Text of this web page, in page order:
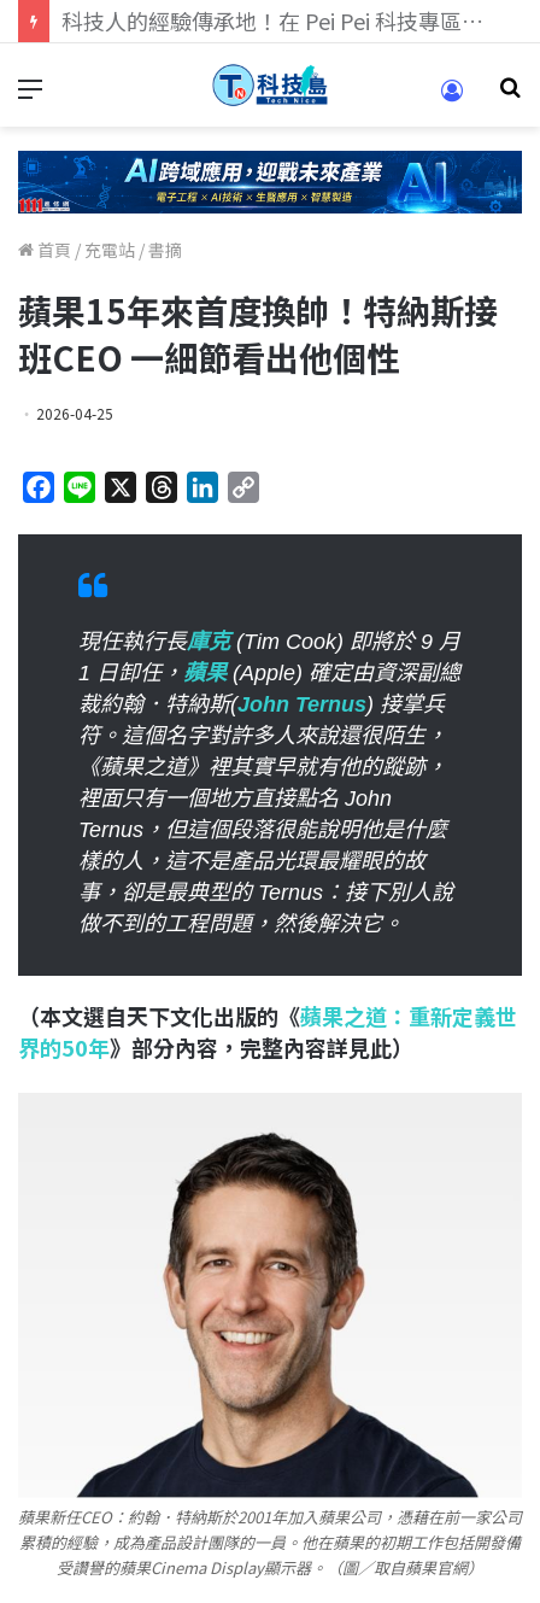
科技人找工作，就到TECH+ 科技專區!
首頁 / 充電站 /書摘
蘋果15年來首度換帥！特納斯接
班CEO 一細節看出他個性
2026-04-25
e
d
s
d
I
n
i
n
k
現任執行長庫克 (Tim Cook) 即將於 9 月
1 日卸任， 蘋果(Apple) 確定由資深副總
裁約翰．特納斯(John Ternus) 接掌兵
符。這個名字對許多人來說還很陌生，
《蘋果之道》裡其實早就有他的蹤跡，
裡面只有一個地方直接點名 John
Ternus，但這個段落很能說明他是什麼
樣的人，這不是產品光環最耀眼的故
事，卻是最典型的 Ternus：接下別人說
做不到的工程問題，然後解決它。
（本文選自天下文化出版的《蘋果之道：重新定義世
界的50年》部分內容，完整內容詳見此）
蘋果新任CEO：約翰．特納斯於2001年加入蘋果公司，憑藉在前一家公司
累積的經驗，成為產品設計團隊的一員。他在蘋果的初期工作包括開發備
受讚譽的蘋果Cinema Display顯示器。（圖／取自蘋果官網）